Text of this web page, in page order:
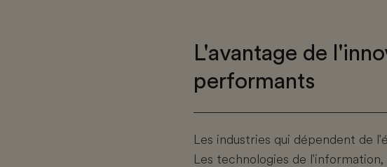
L'avantage de
performants
Les industries qui dépendent de
Les technologies de